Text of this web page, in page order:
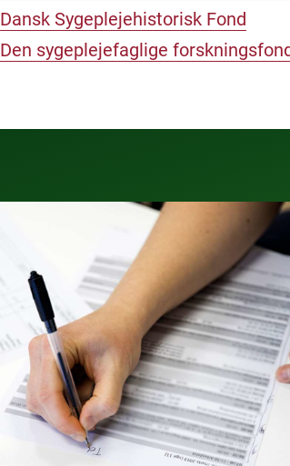
Dansk Sygeplejehistorisk Fond
Den sygeplejefaglige